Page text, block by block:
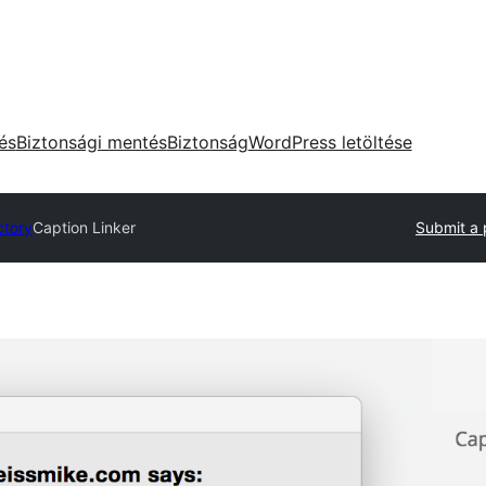
Biztonsági mentésBiztonságWordPress letöltése
Caption Linker Submit a